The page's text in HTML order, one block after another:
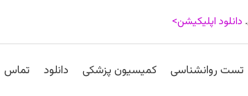
دانلود اپلیکیشن>
تست روانشناسی کمیسیون پزشکی دانلود تماس